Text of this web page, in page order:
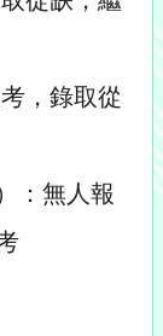
，錄取從
無人報